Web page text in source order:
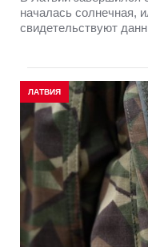
началась солнечная,
свидетельствуют
ЛАТВИЯ